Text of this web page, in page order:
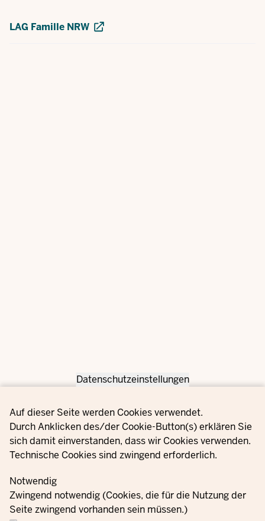
Privacy settings
Datenschutzeinstellungen
Auf dieser Seite werden Cookies verwendet.
Durch Anklicken des/der Cookie-Button(s) erklären Sie
sich damit einverstanden, dass wir Cookies verwenden.
Technische Cookies sind zwingend erforderlich.
Notwendig
Zwingend notwendig (Cookies, die für die Nutzung der
Seite zwingend vorhanden sein müssen.)
LAG Famille NRW